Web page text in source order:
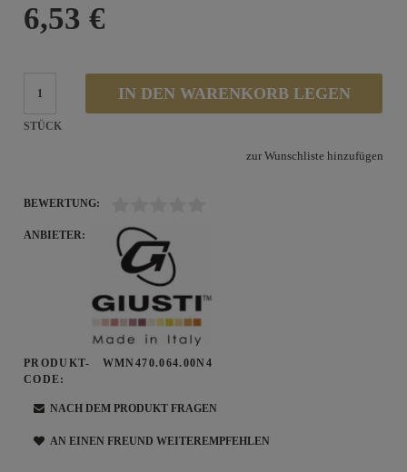
6,53 €
STÜCK
IN DEN WARENKORB LEGEN
zur Wunschliste hinzufügen
BEWERTUNG:
ANBIETER:
PRODUKT-
CODE:
WMN470.064.00N4
NACH DEM PRODUKT FRAGEN
AN EINEN FREUND WEITEREMPFEHLEN